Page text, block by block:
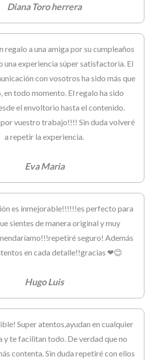
Diana Toro herrera
regalo a una amiga por su cumpleaños
una experiencia súper satisfactoria. El
con vosotros ha sido más que
en todo momento. El regalo ha sido
el envoltorio hasta el contenido.
vuestro trabajo!!!! Sin duda volveré
a repetir la experiencia.
Eva Maria
es inmejorable!!!!!!es perfecto para
sientes de manera original y muy
seguro! Además
en cada detalle!!gracias ❤😊
Hugo Luis
Super atentos,ayudan en cualquier
y te facilitan todo. De verdad que no
contenta. Sin duda repetiré con ellos